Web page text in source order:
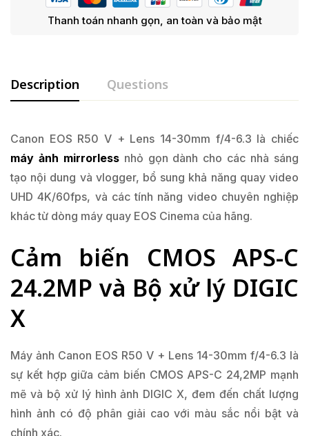
Thanh toán nhanh gọn, an toàn và bảo mật
Description Questions
Canon EOS R50 V + Lens 14-30mm f/4-6.3 là chiếc
máy ảnh mirrorlessnhỏ gọn dành cho các nhà sáng
tạo nội dung và vlogger, bổ sung khả năng quay video
UHD 4K/60fps, và các tính năng video chuyên nghiệp
khác từ dòng máy quay EOS Cinema của hãng.
Cảm biến CMOS APS-C
24.2MP và Bộ xử lý DIGIC
X
Máy ảnh Canon EOS R50 V + Lens 14-30mm f/4-6.3 là
sự kết hợp giữa cảm biến CMOS APS-C 24,2MP mạnh
mẽ và bộ xử lý hình ảnh DIGIC X, đem đến chất lượng
hình ảnh có độ phân giải cao với màu sắc nổi bật và
chính xác.